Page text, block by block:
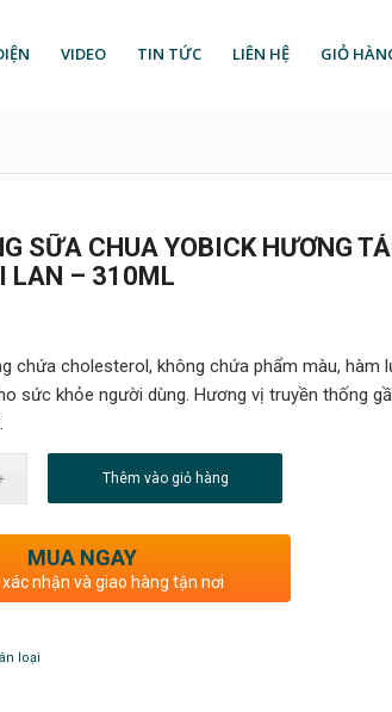
VIDEO TIN TỨC LIÊN HỆ GIỎ
SỮA CHUA YOBICK HƯƠNG
LAN – 310ML
chứa cholesterol, không chứa phẩm màu, hàm
sức khỏe người dùng. Hương vị truyền thống
Thêm vào giỏ hàng
MUA NGAY
xác nhận và giao hàng tận nơi
loại